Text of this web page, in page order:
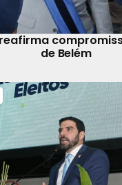
de Belém